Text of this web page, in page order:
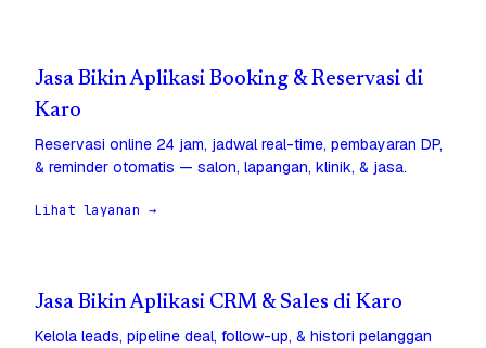
Jasa Bikin Aplikasi Booking & Reservasi di
Karo
Reservasi online 24 jam, jadwal real-time, pembayaran DP,
& reminder otomatis — salon, lapangan, klinik, & jasa.
Lihat layanan →
Jasa Bikin Aplikasi CRM & Sales di Karo
Kelola leads, pipeline deal, follow-up, & histori pelanggan